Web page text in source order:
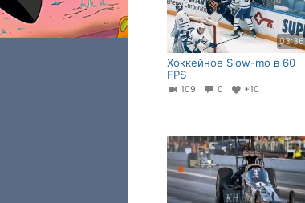
03:36
Хоккейное Slow-mo в 60
FPS
109 0 +10